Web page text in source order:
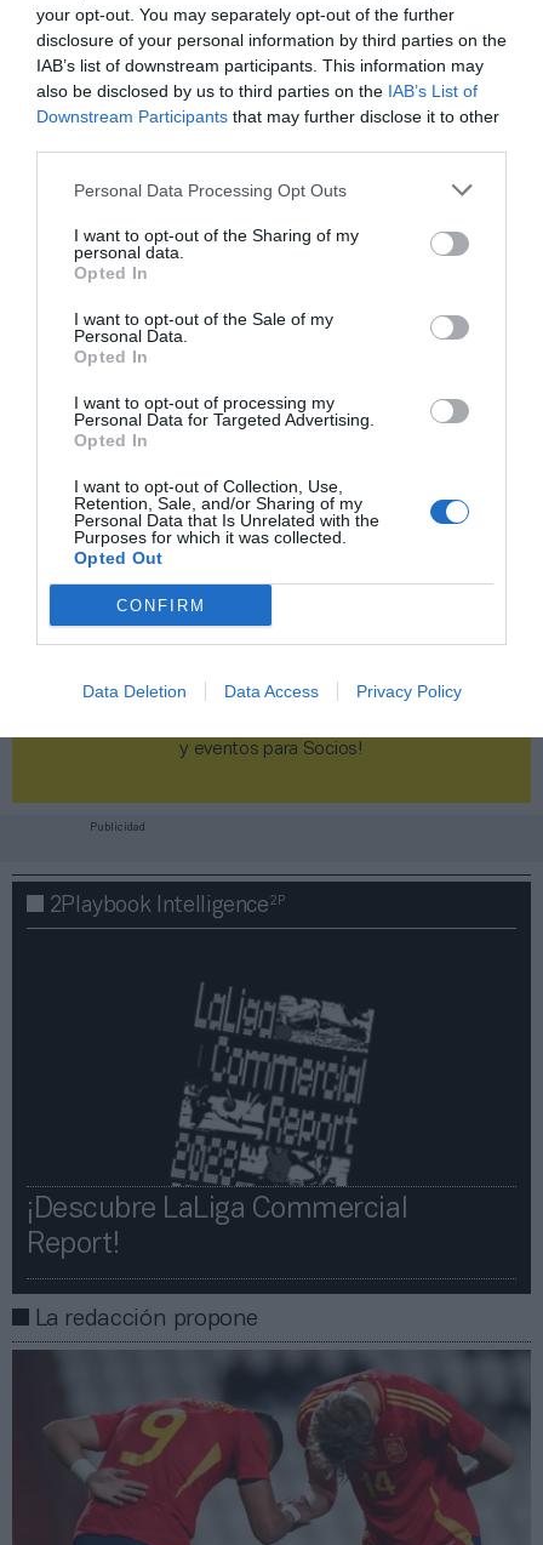
your opt-out. You may separately opt-out of the further
disclosure of your personal information by third parties on the
IAB’s list of downstream participants. This information may
also be disclosed by us to third parties on the IAB’s List of
Downstream Participants that may further disclose it to other
Personal Data Processing Opt Outs
I want to opt-out of the Sharing of my
personal data.
Opted In
I want to opt-out of the Sale of my
Personal Data.
Opted In
I want to opt-out of processing my
Personal Data for Targeted Advertising.
Opted In
I want to opt-out of Collection, Use,
Retention, Sale, and/or Sharing of my
Personal Data that Is Unrelated with the
Purposes for which it was collected.
Opted Out
CONFIRM
Data Deletion Data Access Privacy Policy
Fifa
Dazn
Rtve
Publicidad
2Playbook Club2P
y eventos para Socios!​​​​​​​
Publicidad
2Playbook Intelligence2P
¡Descubre LaLiga Commercial
Report!​​
La redacción propone